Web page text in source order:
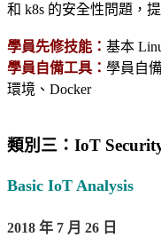
和 k8s 的安全性問題，
學員先修技能： 基本
學員自備工具： 學員自
環境、Docker
類別三：IoT
Basic IoT Analysis
2018 年 7 月 26 日